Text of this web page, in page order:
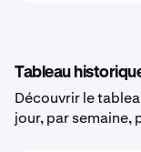
Tableau
Découvrir le
jour, par semaine,